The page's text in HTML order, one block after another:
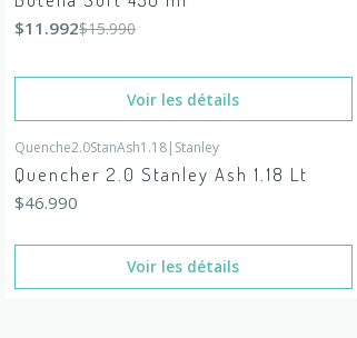
En rupture de stock
$11.992$15.990
Voir les détails
Quenche2.0StanAsh1.18| Stanley
Quencher 2.0 Stanley Ash 1.18 Lt
$46.990
Voir les détails